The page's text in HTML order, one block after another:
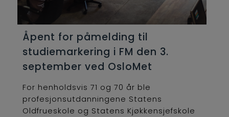
Åpent for påmelding til
studiemarkering i FM den 3.
september ved OsloMet
For henholdsvis 71 og 70 år ble
profesjonsutdanningene Statens
Oldfrueskole og Statens Kjøkkensjefskole